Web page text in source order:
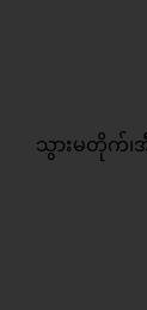
သွားမတိုက်၊အီ